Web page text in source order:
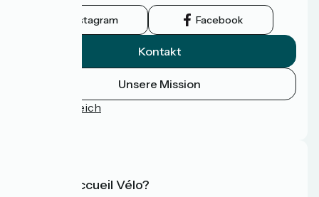
Instagram Facebook
Kontakt
Unsere Mission
Pressebereich
Was ist Accueil Vélo?